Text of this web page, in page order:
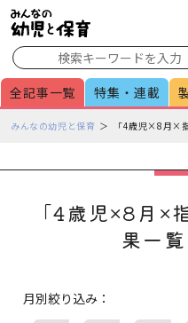
全記事一覧 特集・連載
ペみんなの幼児と保育 「4歳児×8月×
「4歳児×8月×
果一覧
月別絞り込み：